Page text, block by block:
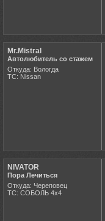
Mr.Mistral
Автолюбитель со стажем
Откуда: Вологда
ТС: Nissan
NIVATOR
Пора Лечиться
Откуда: Череповец
ТС: СОБОЛЬ 4х4